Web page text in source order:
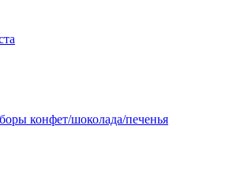
конфет/шоколада/печенья